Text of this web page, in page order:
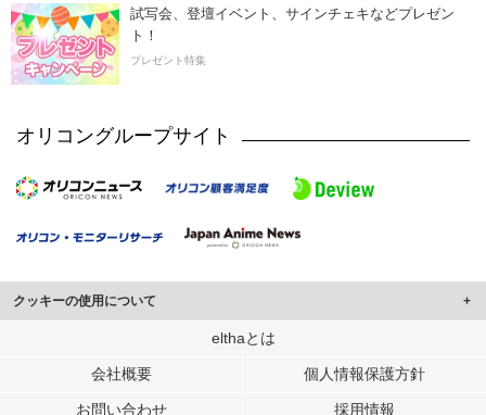
試写会、登壇イベント、サインチェキなどプレゼン
ト！
プレゼント特集
オリコングループサイト
クッキーの使用について
このサイトでは Cookie を使用して、ユーザーに合わせたコンテンツや広告の
行っています。
メディアや広告配信、データ解析の各パートナーに提供しています。
elthaとは
会社概要 個人情報保護方針
お問い合わせ 採用情報